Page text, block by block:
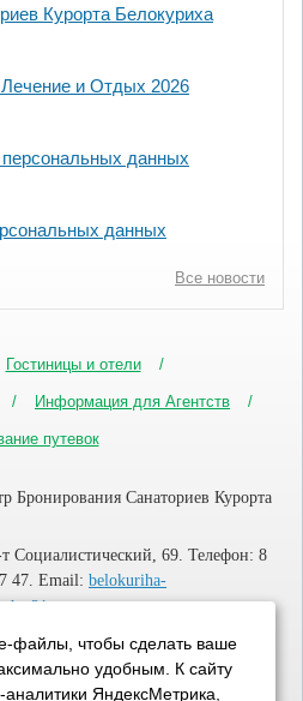
Курорта Белокуриха
и Отдых 2026
данных
данных
Все новости
Гостиницы и отели
Информация для Агентств
путевок
Санаториев Курорта
Социалистический, 69. Телефон: 8
47. Email: belokuriha-
сайте не является публичной
Гражданского кодекса
файлы, чтобы сделать ваше
удобным. К cайту
ЯндексМетрика,